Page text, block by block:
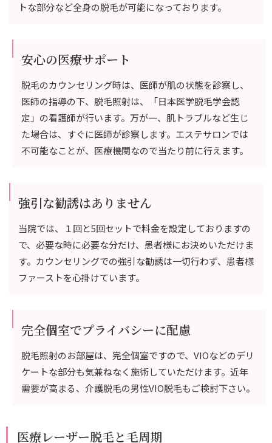
トな部分など全身の脱毛が可能になっております。
安心の医療サポート
脱毛のカウンセリング時は、医師が肌の状態を診察し、
医師の指導の下、脱毛照射は、「日本医学脱毛学会認
定」の看護師が行います。万が一、肌トラブルなど生じ
た場合は、すぐに医師が診察します。エステサロンでは
不可能なことが、医療機関なので当たり前に行えます。
強引な勧誘はありません
当院では、１回と5回セットで料金を設定しておりますの
で、必要な時に必要な分だけ、患者様にお決めいただけま
す。カウンセリングでの強引な勧誘は一切行わず、患者様
ファーストを心掛けています。
完全個室でプライバシーに配慮
脱毛照射のお部屋は、完全個室ですので、VIOなどのデリ
ケートな部分も気兼ねなく施術していただけます。近年
需要が高まる、介護脱毛の男性VIO脱毛もご検討下さい。
医療レーザー脱毛と毛周期